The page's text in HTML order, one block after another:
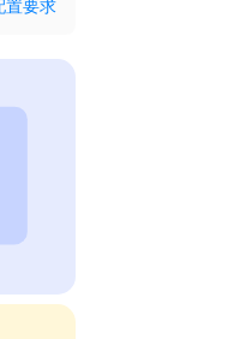
置要求